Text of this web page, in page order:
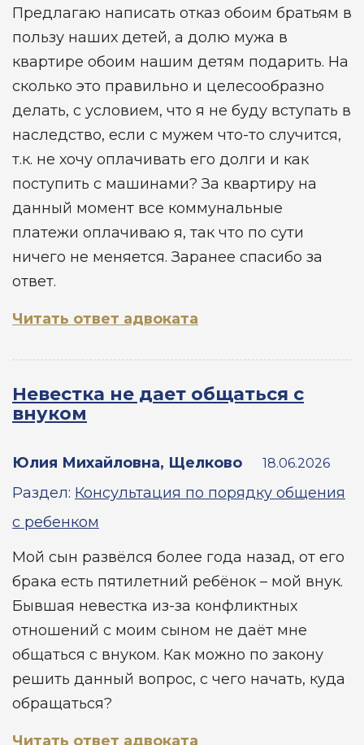
Предлагаю написать отказ обоим братьям в
пользу наших детей, а долю мужа в
квартире обоим нашим детям подарить. На
сколько это правильно и целесообразно
делать, с условием, что я не буду вступать в
наследство, если с мужем что-то случится,
т.к. не хочу оплачивать его долги и как
поступить с машинами? За квартиру на
данный момент все коммунальные
платежи оплачиваю я, так что по сути
ничего не меняется. Заранее спасибо за
ответ.
Читать ответ адвоката
Невестка не дает общаться с
внуком
Юлия Михайловна, Щелково 18.06.2026
Раздел: Консультация по порядку общения
с ребенком
Мой сын развёлся более года назад, от его
брака есть пятилетний ребёнок – мой внук.
Бывшая невестка из-за конфликтных
отношений с моим сыном не даёт мне
общаться с внуком. Как можно по закону
решить данный вопрос, с чего начать, куда
обращаться?
Читать ответ адвоката